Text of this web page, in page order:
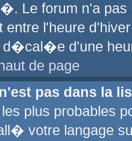
Le forum n'a
entre l'heure
d�cal�e d'une
de page
pas dans la
plus probables
votre langage